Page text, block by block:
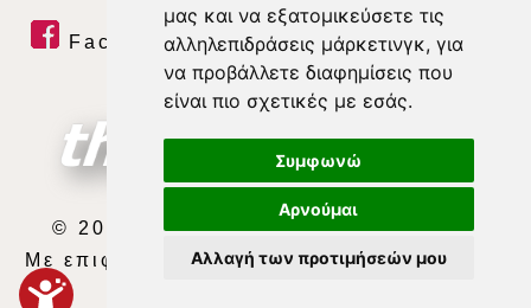
μας και να εξατομικεύσετε τις
αλληλεπιδράσεις μάρκετινγκ, για
να προβάλλετε διαφημίσεις που
είναι πιο σχετικές με εσάς.
Συμφωνώ
Αρνούμαι
Αλλαγή των προτιμήσεών μου
Facebook| Twitter | Youtube
RSS Feed
© 2026 ΘΕΣΣΑΛΙΑ ΤΗΛΕΟΡΑΣΗ Α.Ε.
Με επιφύλαξη κάθε νόμιμου δικαιώματος.